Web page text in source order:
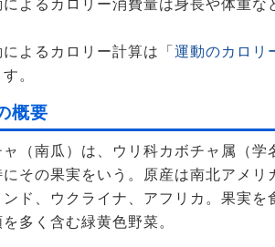
よるカロリー消費量は身長や体重な
よるカロリー計算は「運動のカロリ
。
概要
ャ（南瓜）は、ウリ科カボチャ属（
にその果実をいう。原産は南北アメリ
ンド、ウクライナ、アフリカ。果実
を多く含む緑黄色野菜。